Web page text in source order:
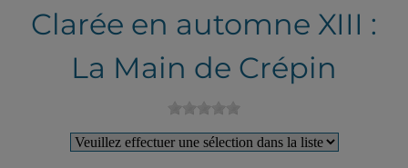
Clarée en automne XIII :
La Main de Crépin